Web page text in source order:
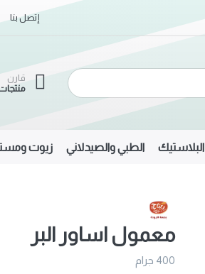
إتصل بنا
قارن
البلاستيك الطبي والصيدلاني زيوت
معمول اساور البر
400 جرام